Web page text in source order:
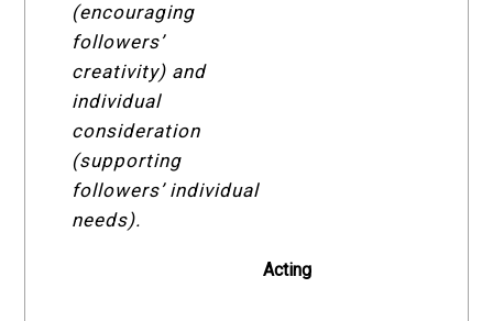
(encouraging
followers’
creativity) and
individual
consideration
(supporting
followers’ individual
needs).
Acting